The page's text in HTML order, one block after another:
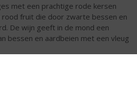
met een prachtige rode kersen
rood fruit die door zwarte bessen en
De wijn geeft in de mond een
bessen en aardbeien met een vleug